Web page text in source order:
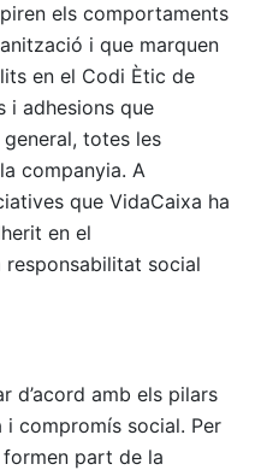
els comportaments
i que marquen
en el Codi Ètic de
i adhesions que
totes les
companyia. A
que VidaCaixa ha
en el
responsabilitat social
d’acord amb els pilars
compromís social. Per
part de la